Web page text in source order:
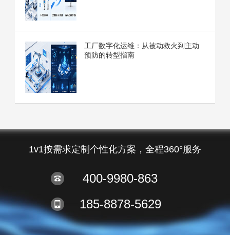
工厂数字化运维：从被动救火到主动
预防的转型指南
1v1按需求定制个性化方案，全程360°服务
400-9980-863
185-8878-5629